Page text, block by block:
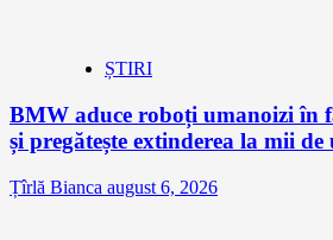
ȘTIRI
BMW aduce roboți umanoizi în
și pregătește extinderea la mii
Țîrlă Bianca august 6, 2026